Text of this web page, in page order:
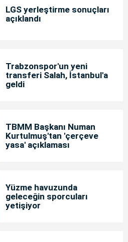
LGS yerleştirme sonuçları
açıklandı
Trabzonspor'un yeni
transferi Salah, İstanbul'a
geldi
TBMM Başkanı Numan
Kurtulmuş'tan 'çerçeve
yasa' açıklaması
Yüzme havuzunda
geleceğin sporcuları
yetişiyor